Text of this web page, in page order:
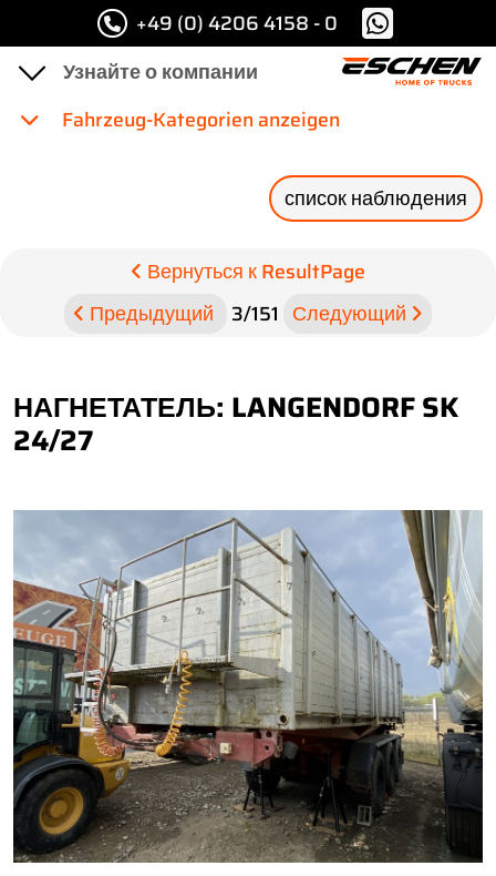
+49 (0) 4206 4158 - 0
Fahrzeug-Kategorien anzeigen
список наблюдения
Вернуться к ResultPage
Предыдущий
3/151 Следующий
НАГНЕТАТЕЛЬ: LANGENDORF SK
24/27